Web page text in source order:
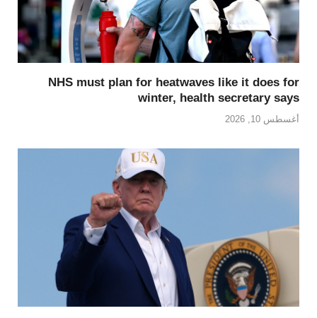
NHS must plan for heatwaves like it does for
winter, health secretary says
أغسطس 10, 2026